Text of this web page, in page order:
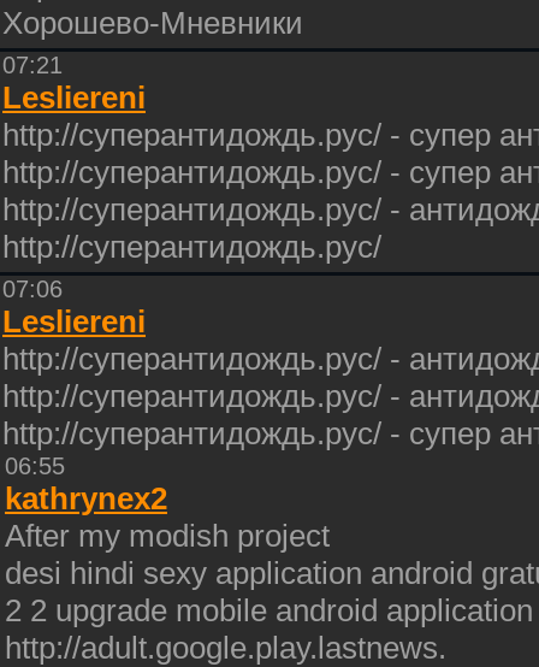
Хорошево-Мневники
07:21
Lesliereni
http://суперантидождь.рус/ - cупер
http://суперантидождь.рус/ - cупер
http://суперантидождь.рус/ -
http://суперантидождь.рус/
07:06
Lesliereni
http://суперантидождь.рус/ -
http://суперантидождь.рус/ -
http://суперантидождь.рус/ - супер
06:55
kathrynex2
After my modish project
desi hindi sexy application android
2 2 upgrade mobile android
http://adult.google.play.lastnews.